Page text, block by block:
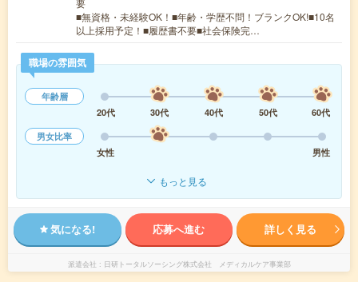
■無資格・未経験OK！■年齢・学歴不問！ブランクOK!■10名
以上採用予定！■履歴書不要■社会保険完…
職場の雰囲気
年齢層
20代
30代 40代 50代
60代
男女比率
女性
男性
もっと見る
気になる! 応募へ進む 詳しく見る
派遣会社 日研トータルソーシング株式会社 メディカルケア事業部